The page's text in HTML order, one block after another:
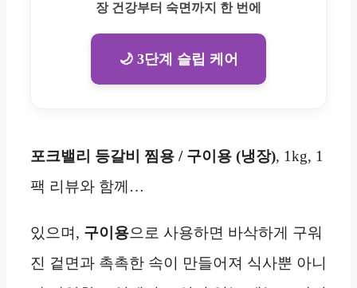
장 건강부터 숙면까지 한 번에
🌙 3단계 슬립 케어
포크밸리 등갈비 찜용 / 구이용 (냉장), 1kg, 1
팩 리뷰와 함께…
있으며, 구이용으로 사용하면 바삭하게 구워
진 겉면과 촉촉한 속이 만들어져 식사뿐 아니